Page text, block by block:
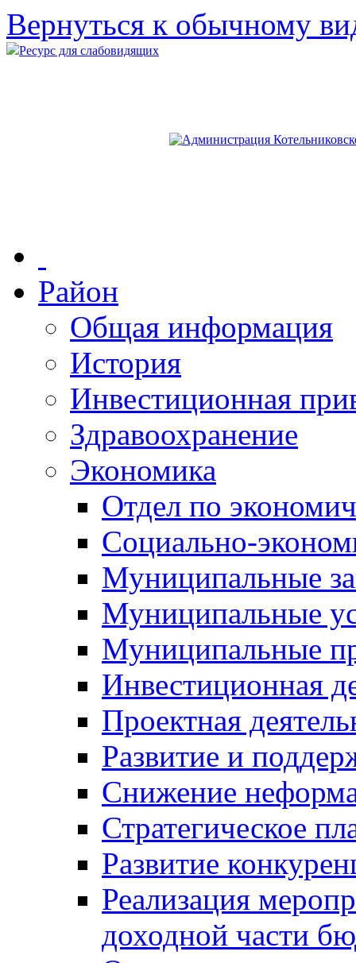
Вернуться к обычному
Ресурс для слабовидящих
Район
Общая информация
История
Инвестиционная
Здравоохранение
Экономика
Отдел по
Социально-
Муниципальные
Муниципальные
Муниципальные
Инвестиционная
Проектная
Развитие и
Снижение
Стратегическое
Развитие
Реализация
доходной части